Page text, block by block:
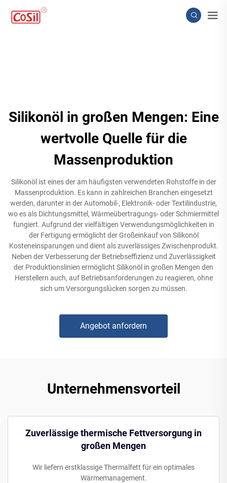
Silikonöl in großen Mengen: Eine
wertvolle Quelle für die
Massenproduktion
Silikonöl ist eines der am häufigsten verwendeten Rohstoffe in der
Massenproduktion. Es kann in zahlreichen Branchen eingesetzt
werden, darunter in der Automobil-, Elektronik- oder Textilindustrie,
wo es als Dichtungsmittel, Wärmeübertragungs- oder Schmiermittel
fungiert. Aufgrund der vielfältigen Verwendungsmöglichkeiten in
der Fertigung ermöglicht der Großeinkauf von Silikonöl
Kosteneinsparungen und dient als zuverlässiges Zwischenprodukt.
Neben der Verbesserung der Betriebseffizienz und Zuverlässigkeit
der Produktionslinien ermöglicht Silikonöl in großen Mengen den
Herstellern auch, auf Betriebsanforderungen zu reagieren, ohne
sich um Versorgungslücken sorgen zu müssen.
Angebot anfordern
Unternehmensvorteil
Zuverlässige thermische Fettversorgung in
großen Mengen
Wir liefern erstklassige Thermalfett für ein optimales
Wärmemanagement.